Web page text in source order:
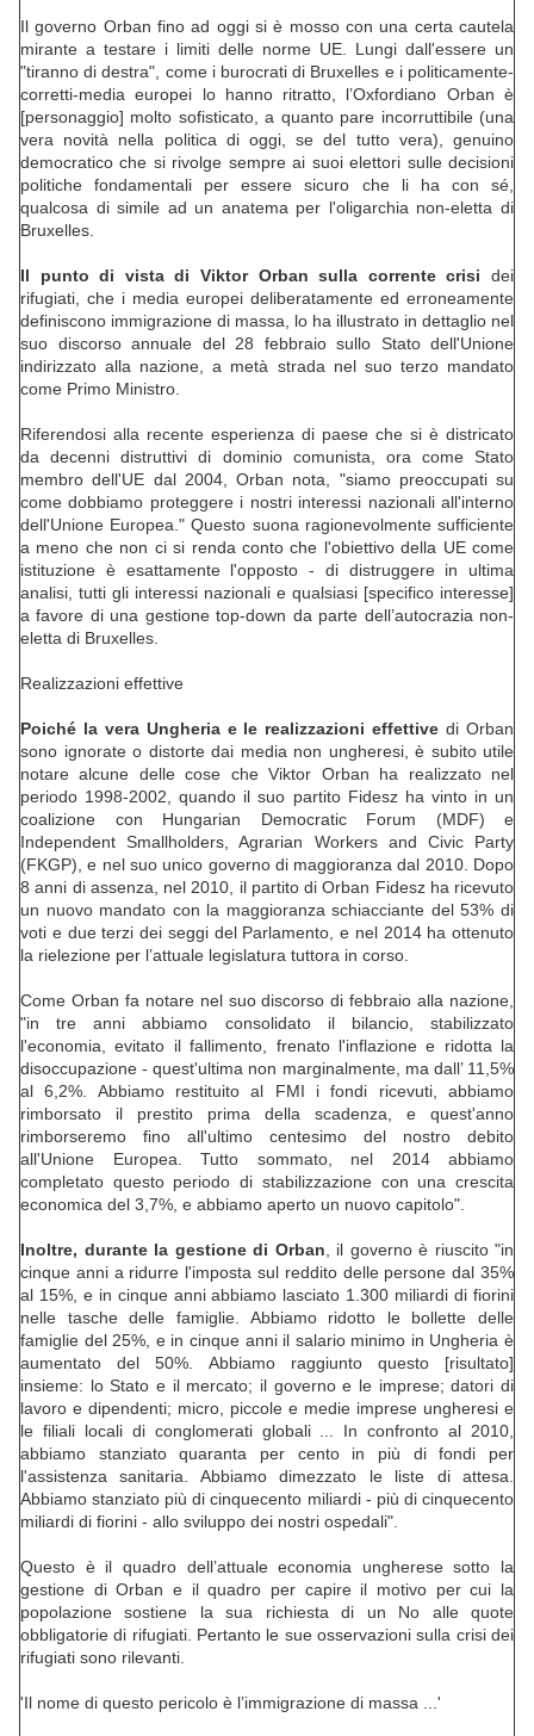
Il governo Orban fino ad oggi si è mosso con una certa cautela
mirante a testare i limiti delle norme UE. Lungi dall'essere un
"tiranno di destra", come i burocrati di Bruxelles e i politicamente-
corretti-media europei lo hanno ritratto, l’Oxfordiano Orban è
[personaggio] molto sofisticato, a quanto pare incorruttibile (una
vera novità nella politica di oggi, se del tutto vera), genuino
democratico che si rivolge sempre ai suoi elettori sulle decisioni
politiche fondamentali per essere sicuro che li ha con sé,
qualcosa di simile ad un anatema per l'oligarchia non-eletta di
Bruxelles.
Il punto di vista di Viktor Orban sulla corrente crisi dei
rifugiati, che i media europei deliberatamente ed erroneamente
definiscono immigrazione di massa, lo ha illustrato in dettaglio nel
suo discorso annuale del 28 febbraio sullo Stato dell'Unione
indirizzato alla nazione, a metà strada nel suo terzo mandato
come Primo Ministro.
Riferendosi alla recente esperienza di paese che si è districato
da decenni distruttivi di dominio comunista, ora come Stato
membro dell'UE dal 2004, Orban nota, "siamo preoccupati su
come dobbiamo proteggere i nostri interessi nazionali all'interno
dell'Unione Europea." Questo suona ragionevolmente sufficiente
a meno che non ci si renda conto che l'obiettivo della UE come
istituzione è esattamente l'opposto - di distruggere in ultima
analisi, tutti gli interessi nazionali e qualsiasi [specifico interesse]
a favore di una gestione top-down da parte dell’autocrazia non-
eletta di Bruxelles.
Realizzazioni effettive
Poiché la vera Ungheria e le realizzazioni effettive di Orban
sono ignorate o distorte dai media non ungheresi, è subito utile
notare alcune delle cose che Viktor Orban ha realizzato nel
periodo 1998-2002, quando il suo partito Fidesz ha vinto in un
coalizione con Hungarian Democratic Forum (MDF) e
Independent Smallholders, Agrarian Workers and Civic Party
(FKGP), e nel suo unico governo di maggioranza dal 2010. Dopo
8 anni di assenza, nel 2010, il partito di Orban Fidesz ha ricevuto
un nuovo mandato con la maggioranza schiacciante del 53% di
voti e due terzi dei seggi del Parlamento, e nel 2014 ha ottenuto
la rielezione per l’attuale legislatura tuttora in corso.
Come Orban fa notare nel suo discorso di febbraio alla nazione,
"in tre anni abbiamo consolidato il bilancio, stabilizzato
l'economia, evitato il fallimento, frenato l'inflazione e ridotta la
disoccupazione - quest'ultima non marginalmente, ma dall’ 11,5%
al 6,2%. Abbiamo restituito al FMI i fondi ricevuti, abbiamo
rimborsato il prestito prima della scadenza, e quest'anno
rimborseremo fino all'ultimo centesimo del nostro debito
all'Unione Europea. Tutto sommato, nel 2014 abbiamo
completato questo periodo di stabilizzazione con una crescita
economica del 3,7%, e abbiamo aperto un nuovo capitolo".
Inoltre, durante la gestione di Orban , il governo è riuscito "in
cinque anni a ridurre l'imposta sul reddito delle persone dal 35%
al 15%, e in cinque anni abbiamo lasciato 1.300 miliardi di fiorini
nelle tasche delle famiglie. Abbiamo ridotto le bollette delle
famiglie del 25%, e in cinque anni il salario minimo in Ungheria è
aumentato del 50%. Abbiamo raggiunto questo [risultato]
insieme: lo Stato e il mercato; il governo e le imprese; datori di
lavoro e dipendenti; micro, piccole e medie imprese ungheresi e
le filiali locali di conglomerati globali ... In confronto al 2010,
abbiamo stanziato quaranta per cento in più di fondi per
l'assistenza sanitaria. Abbiamo dimezzato le liste di attesa.
Abbiamo stanziato più di cinquecento miliardi - più di cinquecento
miliardi di fiorini - allo sviluppo dei nostri ospedali".
Questo è il quadro dell’attuale economia ungherese sotto la
gestione di Orban e il quadro per capire il motivo per cui la
popolazione sostiene la sua richiesta di un No alle quote
obbligatorie di rifugiati. Pertanto le sue osservazioni sulla crisi dei
rifugiati sono rilevanti.
'Il nome di questo pericolo è l’immigrazione di massa ...'